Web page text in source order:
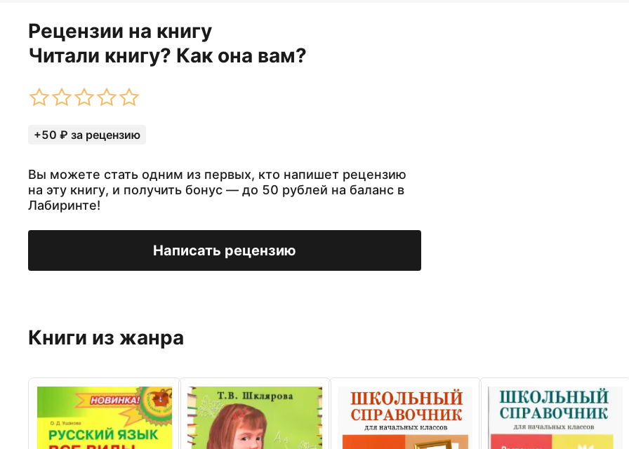
Рецензии на книгу
Читали книгу? Как она вам?
+50 ₽ за рецензию
Вы можете стать одним из первых, кто напишет рецензию
на эту книгу, и получить бонус — до 50 рублей на баланс в
Лабиринте!
Написать рецензию
Книги из жанра